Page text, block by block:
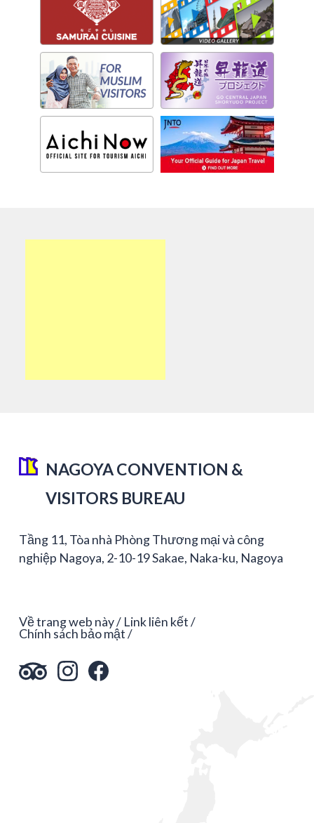
NAGOYA CONVENTION &
VISITORS BUREAU
Tầng 11, Tòa nhà Phòng Thương mại và công
nghiệp Nagoya, 2-10-19 Sakae, Naka-ku, Nagoya
Về trang web này Link liên kết
Chính sách bảo mật